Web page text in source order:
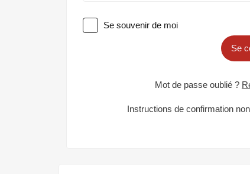
Se souvenir de moi
Se
Mot de passe oublié ?
Instructions de confirmation